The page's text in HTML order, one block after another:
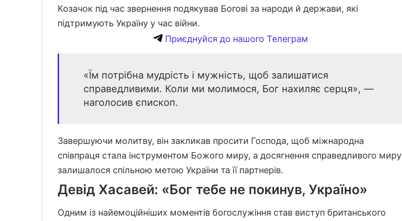
Козачок під час звернення подякував Богові за народи й держави, які
підтримують Україну у час війни.
Приєднуйся до нашого Телеграм
«Їм потрібна мудрість і мужність, щоб залишатися
справедливими. Коли ми молимося, Бог нахиляє серця», —
наголосив єпископ.
Завершуючи молитву, він закликав просити Господа, щоб міжнародна
співпраця стала інструментом Божого миру, а досягнення справедливого миру
залишалося спільною метою України та її партнерів.
Девід Хасавей: «Бог тебе не покинув, Україно»
Одним із найемоційніших моментів богослужіння став виступ британського